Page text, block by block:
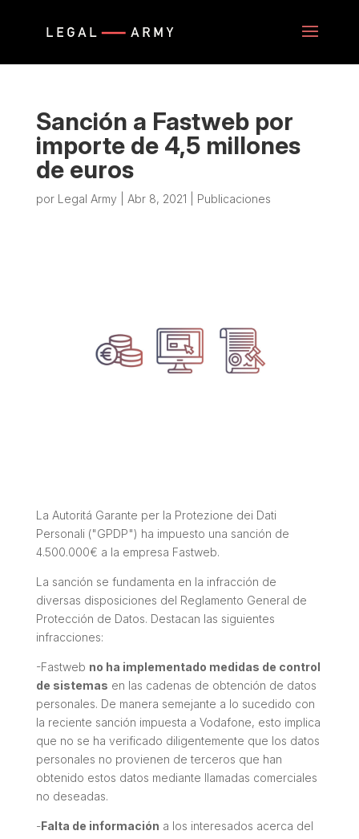
Sanción a Fastweb por
importe de 4,5 millones
de euros
por Legal Army Abr 8, 2021 Publicaciones
La Autoritá Garante per la Protezione dei Dati
Personali ("GPDP") ha impuesto una sanción de
4.500.000€ a la empresa Fastweb.
La sanción se fundamenta en la infracción de
diversas disposiciones del Reglamento General de
Protección de Datos. Destacan las siguientes
infracciones:
-Fastweb no ha implementado medidas de control
de sistemas en las cadenas de obtención de datos
personales. De manera semejante a lo sucedido con
la reciente sanción impuesta a Vodafone, esto implica
que no se ha verificado diligentemente que los datos
personales no provienen de terceros que han
obtenido estos datos mediante llamadas comerciales
no deseadas.
-Falta de información a los interesados acerca del